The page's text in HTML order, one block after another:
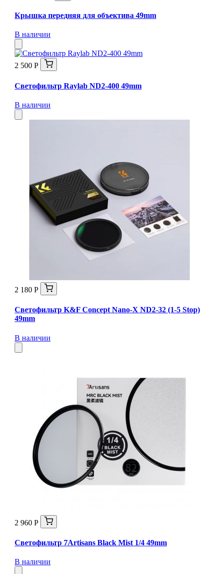
Крышка передняя для объектива 49mm
В наличии
2 500 Р
Светофильтр Raylab ND2-400 49mm
В наличии
2 180 Р
Светофильтр K&F Concept Nano-X ND2-32 (1-5 Stop)
49mm
В наличии
2 960 Р
Светофильтр 7Artisans Black Mist 1/4 49mm
В наличии